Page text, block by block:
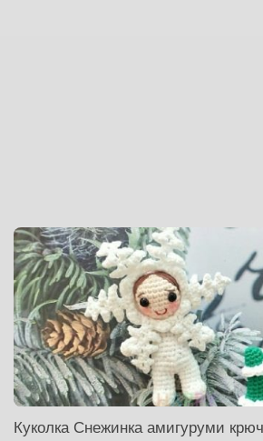
Куколка Снежинка амигуруми